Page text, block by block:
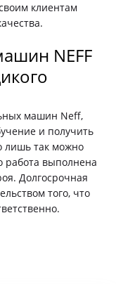
клиентам
NEFF
машин Neff,
и получить
лишь так можно
работа выполнена
Долгосрочная
того, что